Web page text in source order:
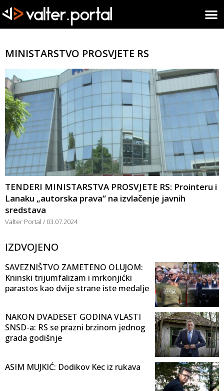
MINISTARSTVO PROSVJETE RS
TENDERI MINISTARSTVA PROSVJETE RS: Prointeru i
Lanaku „autorska prava“ na izvlačenje javnih
sredstava
Valter Portal 03.07.2024
IZDVOJENO
SAVEZNIŠTVO ZAMETENO OLUJOM:
Kninski trijumfalizam i mrkonjićki
parastos kao dvije strane iste medalje
NAKON DVADESET GODINA VLASTI
SNSD-a: RS se prazni brzinom jednog
grada godišnje
ASIM MUJKIĆ: Dodikov Kec iz rukava